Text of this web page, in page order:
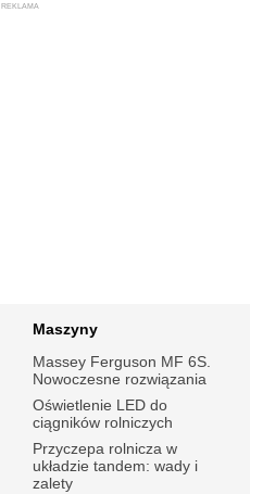
REKLAMA
Maszyny
Massey Ferguson MF 6S.
Nowoczesne rozwiązania
Oświetlenie LED do
ciągników rolniczych
Przyczepa rolnicza w
układzie tandem: wady i
zalety